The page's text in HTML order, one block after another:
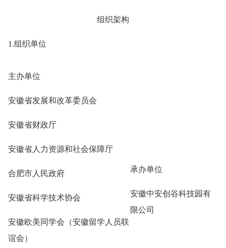
组织架构
1.组织单位
主办单位
安徽省发展和改革委员会
安徽省财政厅
安徽省人力资源和社会保障厅
合肥市人民政府
安徽省科学技术协会
安徽欧美同学会（安徽留学人员联
谊会）
承办单位
安徽中安创谷科技园有
限公司